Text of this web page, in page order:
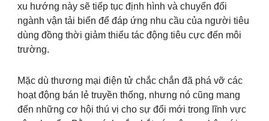
xu hướng này sẽ tiếp tục định hình và chuyển đổi
ngành vận tải biển để đáp ứng nhu cầu của người tiêu
dùng đồng thời giảm thiểu tác động tiêu cực đến môi
trường.
Mặc dù thương mại điện tử chắc chắn đã phá vỡ các
hoạt động bán lẻ truyền thống, nhưng nó cũng mang
đến những cơ hội thú vị cho sự đổi mới trong lĩnh vực